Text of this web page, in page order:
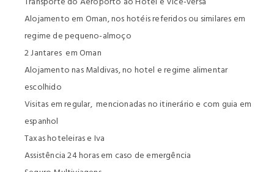
Alojamento em Oman, nos hotéis referidos ou similares em
regime de pequeno-almoço
2 Jantares em Oman
Alojamento nas Maldivas, no hotel e regime alimentar
escolhido
Visitas em regular, mencionadas no itinerário e com guia em
espanhol
Taxas hoteleiras e Iva
Assistência 24 horas em caso de emergência